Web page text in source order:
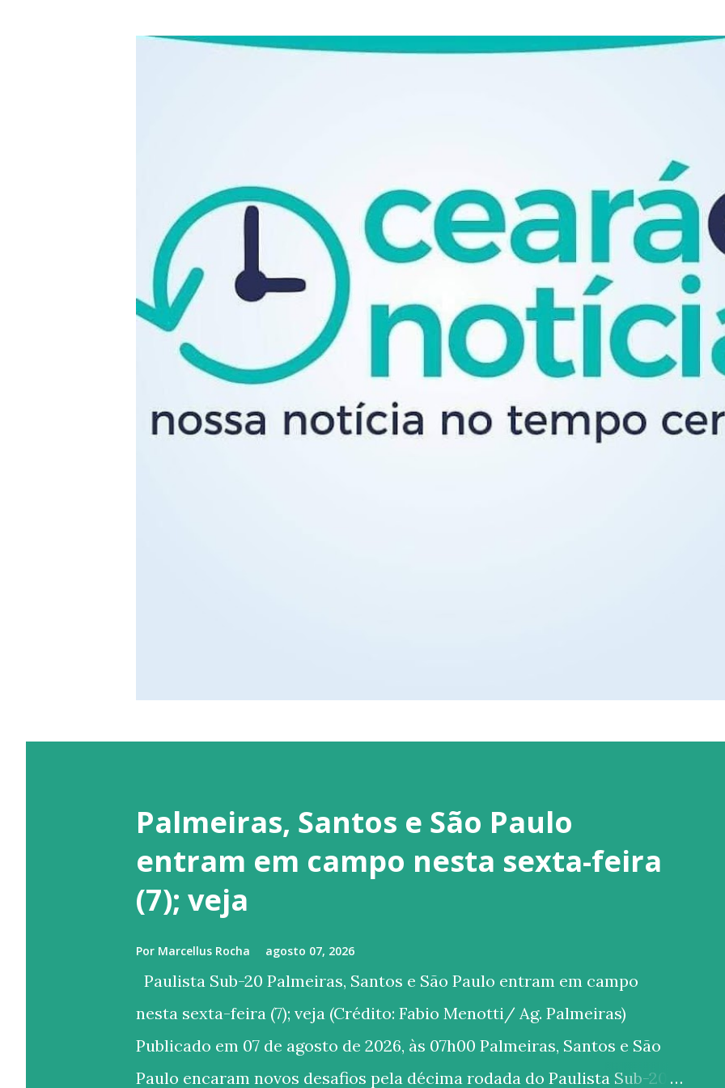
Palmeiras, Santos e São Paulo
entram em campo nesta sexta-feira
(7); veja
Por Marcellus Rocha agosto 07, 2026
Paulista Sub-20 Palmeiras, Santos e São Paulo entram em campo
nesta sexta-feira (7); veja (Crédito: Fabio Menotti/ Ag. Palmeiras)
Publicado em 07 de agosto de 2026, às 07h00 Palmeiras, Santos e São
Paulo encaram novos desafios pela décima rodada do Paulista Sub-20